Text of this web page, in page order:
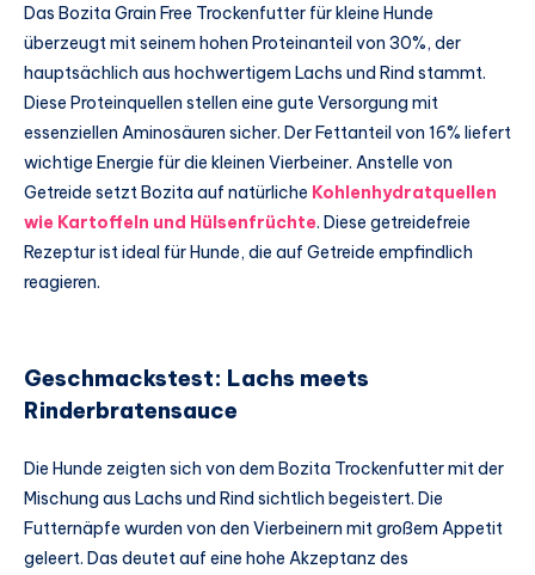
Das Bozita Grain Free Trockenfutter für kleine Hunde
überzeugt mit seinem hohen Proteinanteil von 30%, der
hauptsächlich aus hochwertigem Lachs und Rind stammt.
Diese Proteinquellen stellen eine gute Versorgung mit
essenziellen Aminosäuren sicher. Der Fettanteil von 16% liefert
wichtige Energie für die kleinen Vierbeiner. Anstelle von
Getreide setzt Bozita auf natürliche Kohlenhydratquellen
wie Kartoffeln und Hülsenfrüchte. Diese getreidefreie
Rezeptur ist ideal für Hunde, die auf Getreide empfindlich
reagieren.
Geschmackstest: Lachs meets
Rinderbratensauce
Die Hunde zeigten sich von dem Bozita Trockenfutter mit der
Mischung aus Lachs und Rind sichtlich begeistert. Die
Futternäpfe wurden von den Vierbeinern mit großem Appetit
geleert. Das deutet auf eine hohe Akzeptanz des